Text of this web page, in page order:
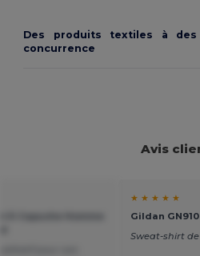
Des produits textiles à
concurrence
Avis
★ ★ ★ ★ ★
Gildan
Sweat-shirt